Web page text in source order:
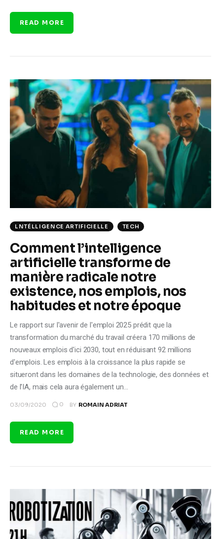
READ MORE
LNTÉLLIGENCE ARTIFICIELLE TECH
Comment l’intelligence
artificielle transforme de
manière radicale notre
existence, nos emplois, nos
habitudes et notre époque
Le rapport sur l'avenir de l'emploi 2025 prédit que la
transformation du marché du travail créera 170 millions de
nouveaux emplois d'ici 2030, tout en réduisant 92 millions
d'emplois. Les emplois à la croissance la plus rapide se
situeront dans les domaines de la technologie, des données et
de l'IA, mais cela aura également un…
03/09/2020 0 BY ROMAIN ADRIAT
READ MORE